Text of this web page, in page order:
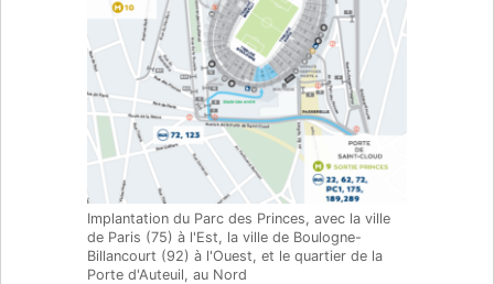
Implantation du Parc des Princes, avec la ville
de Paris (75) à l'Est, la ville de Boulogne-
Billancourt (92) à l'Ouest, et le quartier de la
Porte d'Auteuil, au Nord